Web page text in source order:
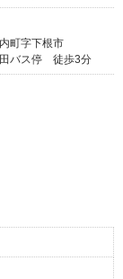
町字下根市
バス停 徒歩3分